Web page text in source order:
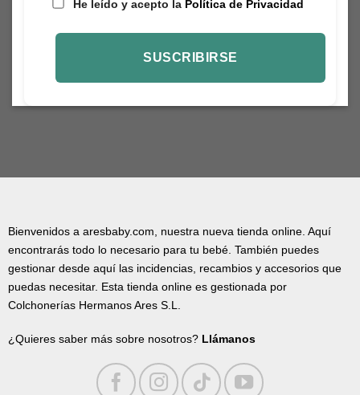
He leído y acepto la Política de Privacidad
Bienvenidos a aresbaby.com, nuestra nueva tienda online. Aquí
encontrarás todo lo necesario para tu bebé. También puedes
gestionar desde aquí las incidencias, recambios y accesorios que
puedas necesitar. Esta tienda online es gestionada por
Colchonerías Hermanos Ares S.L.
¿Quieres saber más sobre nosotros? Llámanos